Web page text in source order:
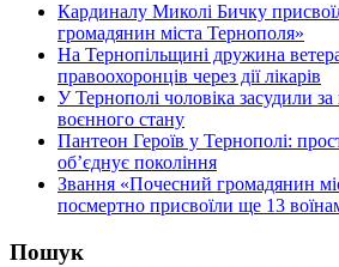
Кардиналу Миколі Бичку
громадянин міста Тернополя»
На Тернопільщині дружина
правоохоронців через дії лікарів
У Тернополі чоловіка засудили за
воєнного стану
Пантеон Героїв у Тернополі:
об’єднує покоління
Звання «Почесний громадянин
посмертно присвоїли ще 13
Пошук